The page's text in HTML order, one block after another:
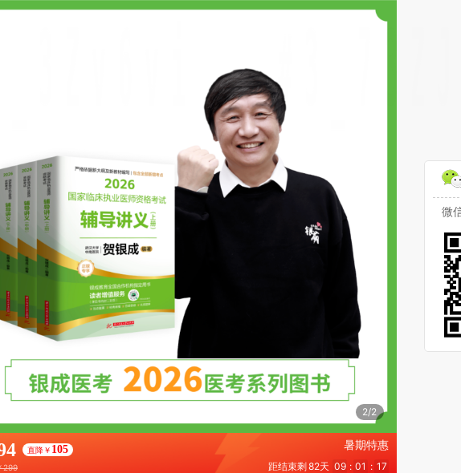
2/2
直降￥ 105
299
暑期特惠
距结束剩82天 09 : 01 : 16
微